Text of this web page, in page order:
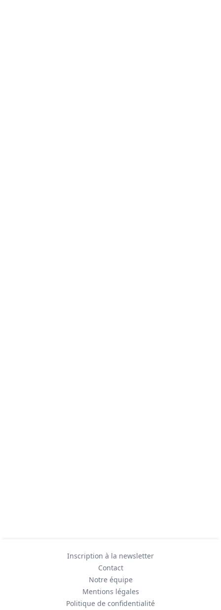
Inscription à la newsletter
Contact
Notre équipe
Mentions légales
Politique de confidentialité